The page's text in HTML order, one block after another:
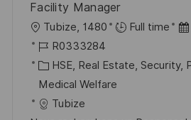
r
ö
f
f
e
n
Facility Manager
O
r
t
Tubize, 1480 Full time
D
t
J
o
b
-
R0333284
K
a
t
HSE, Real Estate, Security,
Medical Welfare
Tubize